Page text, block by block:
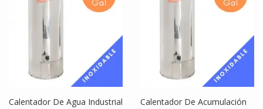
Calentador De Agua Industrial
Calentador De Acumulación